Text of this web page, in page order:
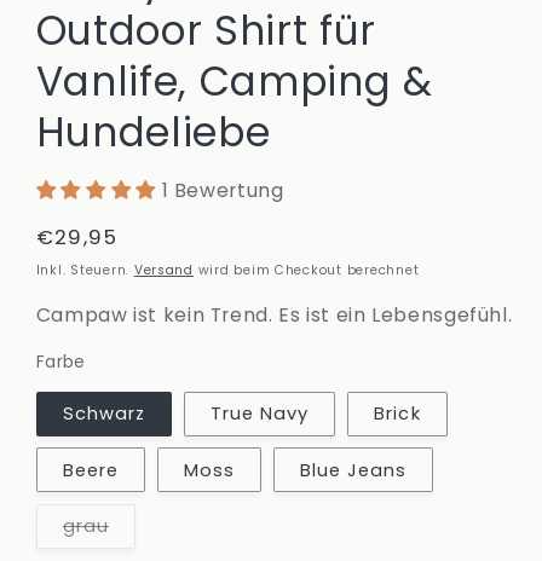
Outdoor Shirt für
Vanlife, Camping &
Hundeliebe
1 Bewertung
Normaler
Preis
€29,95
Inkl. Steuern. Versand wird beim Checkout berechnet
Campaw ist kein Trend. Es ist ein Lebensgefühl.
Farbe
Schwarz True Navy Brick
Beere Moss Blue Jeans
grauVariante